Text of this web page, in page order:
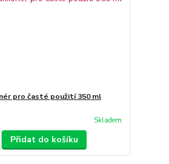
pro časté použití 350 ml
Skladem
Přidat do košíku